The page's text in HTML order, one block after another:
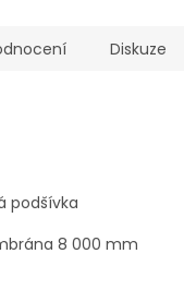
Diskuze
podšívka
8 000 mm